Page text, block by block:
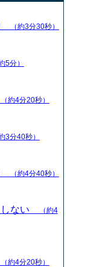
（約3分30秒）
5分）
（約4分20秒）
3分40秒）
（約4分40秒）
しない
（約4
（約4分20秒）